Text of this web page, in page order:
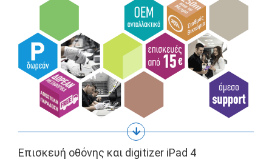
Επισκευή οθόνης και digitizer iPad 4